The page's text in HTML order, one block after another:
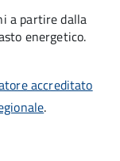
a partire dalla
energetico.
accreditato
.